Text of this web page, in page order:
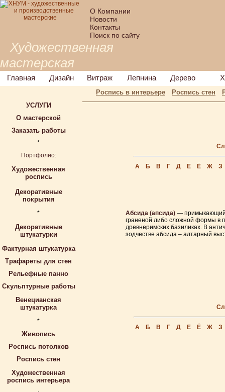
О Компании
Новости
Контакты
Поиск по сайту
Художественная
мастерская
Главная Дизайн Витраж Лепнина Дерево
Роспись в интерьере Роспись стен
УСЛУГИ
О мастерской
Заказать работы
*
Портфолио:
Художественная
роспись
Декоративные
покрытия
*
Декоративные
штукатурки
Фактурная штукатурка
Трафареты для стен
Рельефные панно
Скульптурные работы
Венецианская
штукатурка
*
Живопись
Роспись потолков
Роспись стен
Художественная
роспись интерьера
А Б В Г Д Е Ё Ж З
Абсида (апсида) — примыкающий
граненой либо сложной формы в
древнеримских базиликах. В
зодчестве абсида – алтарный
А Б В Г Д Е Ё Ж З